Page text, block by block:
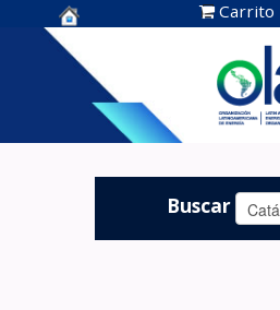
Centro de
Documentación
OLADE -
Carrito
Buscar